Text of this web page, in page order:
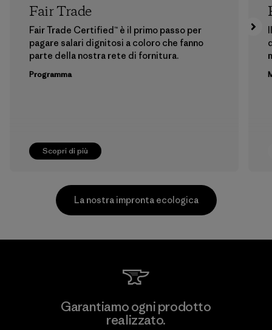
Scopri di più
Fair Trade
Fair Trade Certified™ è il primo passo per
pagare salari dignitosi a coloro che fanno
parte della nostra rete di fornitura.
Programma
Manufacturing Sportswear Joint
Stock Company - Thai Binh
La nostra impronta ecologica
Garantiamo ogni prodotto
realizzato.